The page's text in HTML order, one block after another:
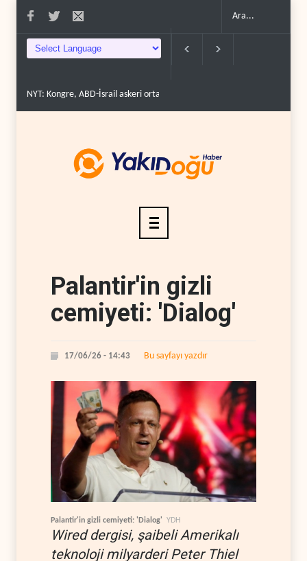
NYT: Kongre, ABD-İsrail askeri ortaklığını yasayla kal�..
Palantir'in gizli
cemiyeti: 'Dialog'
17/06/26 - 14:43 Bu sayfayı yazdır
Palantir'in gizli cemiyeti: 'Dialog' YDH
Wired dergisi, şaibeli Amerikalı
teknoloji milyarderi Peter Thiel